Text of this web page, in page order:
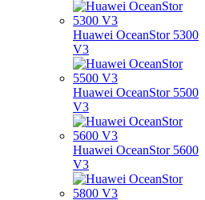
Huawei OceanStor 5300
V3
Huawei OceanStor 5500
V3
Huawei OceanStor 5600
V3